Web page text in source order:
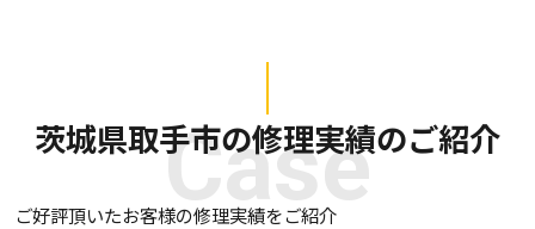
Case
茨城県取手市の修理実績のご紹介
ご好評頂いたお客様の修理実績をご紹介